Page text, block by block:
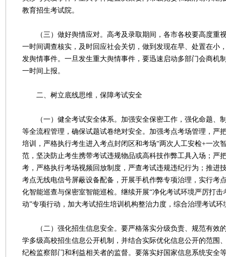
教育招生考试院。
（三）做好舆情应对。高考及录取期间，各市各校要高度重
一时间调查核实，及时回应社会关切，做到发现在早、处置在小
发舆情事件。一旦发生重大舆情事件，要迅速启动多部门会商机
一时间上报。
二、树立底线思维，保障考试安全
（一）健全考试安全体系。加强安全保密工作，强化命题、
等全流程管理，确保试题试卷绝对安全。加强考点考场管理，严
培训，严格执行考生进入考点封闭区和考场“两次人工安检+一次
范，坚决防止考生携带考试违规物品或高科技作弊工具入场；严
考，严格执行考场视频回放制度，严查考试违规违纪行为；推进
考点无线电信号屏蔽设备配备，开展手机作弊专项治理，实行考
化智能巡查与保密室智能巡检。继续开展“净化考试环境严厉打击
动”专项行动，加大考试招生培训机构整治力度，综合治理考试环
（二）强化招生信息安全。要严格落实分级负责、规范有效
学多级高校招生信息公开机制，并结合实际优化信息公开的范围
纪检监察部门和利益相关者的监督。要落实好国家信息系统安全